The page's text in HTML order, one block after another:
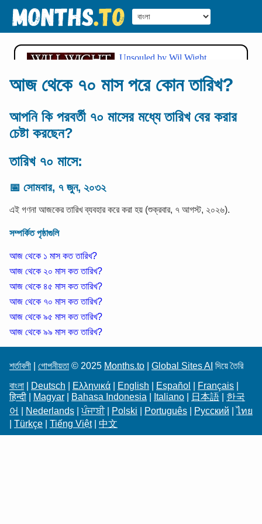
আজ থেকে ৭০ মাস পরে কোন তারিখ?
আপনি কি পরবর্তী ৭০ মাসের মধ্যে তারিখ বের করার
চেষ্টা করছেন?
তারিখ ৭০ মাসে:
📅 সোমবার, ৭ জুন, ২০৩২
এই গণনা আজকের তারিখ ব্যবহার করে করা হয় (শুক্রবার, ৭ আগস্ট, ২০২৬).
সম্পর্কিত পৃষ্ঠাগুলি
আজ থেকে ১ মাস কত তারিখ?
আজ থেকে ২০ মাস কত তারিখ?
আজ থেকে ৪৫ মাস কত তারিখ?
আজ থেকে ৭০ মাস কত তারিখ?
আজ থেকে ৯৫ মাস কত তারিখ?
আজ থেকে ৯৯ মাস কত তারিখ?
শর্তাবলী গোপনীয়তা © 2025 Months.to Global Sites AI দিয়ে তৈরি
বাংলা
Deutsch Ελληνικά English Español Français
हिन्दी
Magyar Bahasa Indonesia Italiano 日本語
한국
어
Nederlands |ਪੰਜਾਬੀ| Polski Português Русский |ไทย
Türkçe Tiếng Việt| 中文